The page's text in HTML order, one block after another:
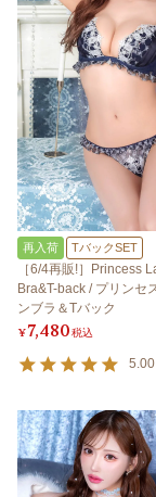
再入荷 TバックSET
［6/4再販!］Princess
Bra&T-back / プリンセ
ンブラ＆Tバック
¥7,480税込
5.00